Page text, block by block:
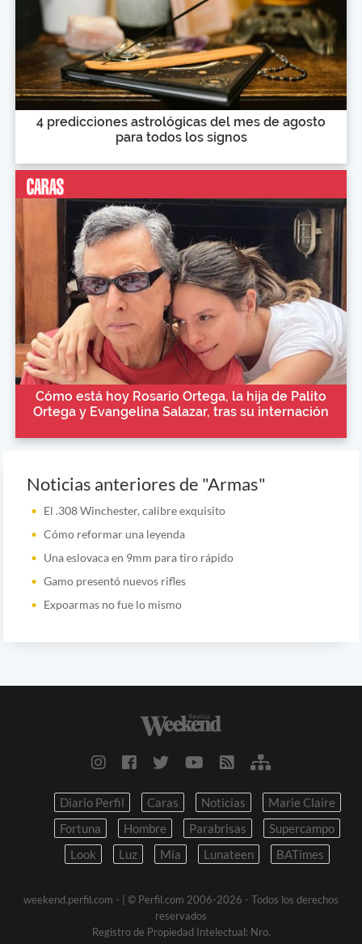
4 predicciones astrológicas del mes de agosto
para todos los signos
Cómo está hoy Rosario Ortega, la hija de Palito
Ortega y Evangelina Salazar, tras su internación
Noticias anteriores de "Armas"
El .308 Winchester, calibre exquisito
Cómo reformar una leyenda
Una eslovaca en 9mm para tiro rápido
Gamo presentó nuevos rifles
Expoarmas no fue lo mismo
Diario Perfil Caras Noticias
Marie Claire
Fortuna
Hombre Parabrisas
Supercampo
Look
Luz Mia Lunateen BATimes
weekend.perfil.com -
| © Perfil.com 2006-2026 - Todos los derechos
reservados
Registro de Propiedad Intelectual: Nro.